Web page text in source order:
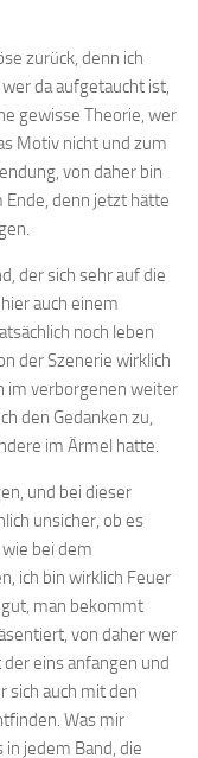
zurück, denn ich
da aufgetaucht ist,
gewisse Theorie, wer
Motiv nicht und zum
von daher bin
Ende, denn jetzt hätte
der sich sehr auf die
auch einem
noch leben
der Szenerie wirklich
im verborgenen weiter
den Gedanken zu,
im Ärmel hatte.
und bei dieser
unsicher, ob es
bei dem
ich bin wirklich Feuer
man bekommt
von daher wer
eins anfangen und
sich auch mit den
Was mir
jedem Band, die